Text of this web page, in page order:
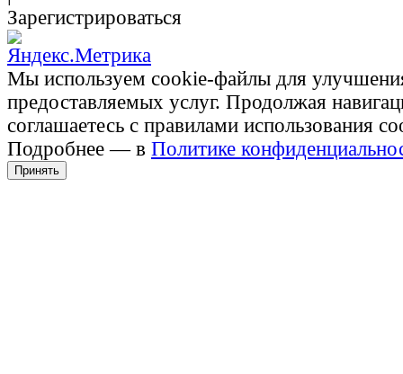
Зарегистрироваться
Мы используем cookie-файлы для
предоставляемых услуг. Продолжая
соглашаетесь с правилами использования
Подробнее — в Политике
Принять